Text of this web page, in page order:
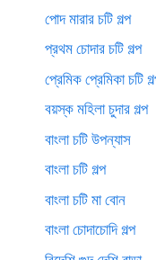
পোদ মারার চটি গল্প
প্রথম চোদার চটি গল্প
প্রেমিক প্রেমিকা চটি
বয়স্ক মহিলা চুদার গল্প
বাংলা চটি উপন্যাস
বাংলা চটি গল্প
বাংলা চটি মা বোন
বাংলা চোদাচোদি গল্প